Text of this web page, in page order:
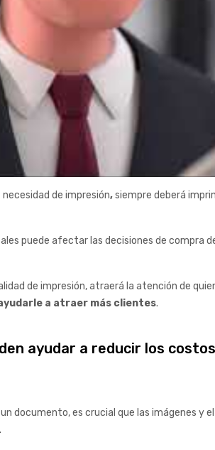
de impresión,siempre deberá
puede afectar las decisiones de compra
de impresión, atraerá la atención de
a atraer más clientes.
ayudar a reducir los
documento, es crucial que las imágenes y